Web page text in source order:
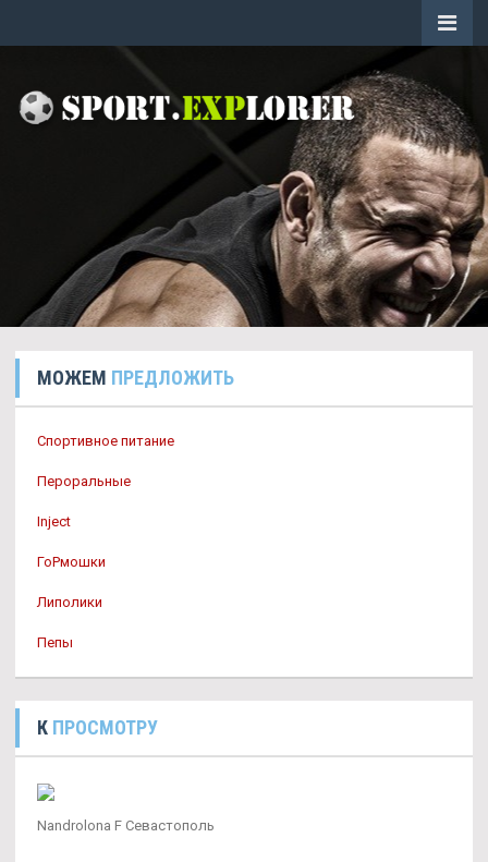
МОЖЕМ ПРЕДЛОЖИТЬ
Спортивное питание
Пероральные
Inject
ГоРмошки
Липолики
Пепы
К ПРОСМОТРУ
Nandrolona F Севастополь